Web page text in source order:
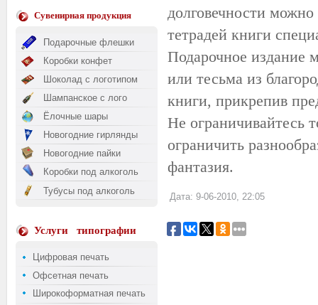
Сувенирная продукция
Подарочные флешки
Коробки конфет
Шоколад с логотипом
Шампанское с лого
Ёлочные шары
Новогодние гирлянды
Новогодние пайки
Коробки под алкоголь
Тубусы под алкоголь
Услуги типографии
Цифровая печать
Офсетная печать
Широкоформатная печать
долговечности
тетрадей книги
Подарочное издание
или тесьма из
книги, прикрепив
Не ограничивайтесь
ограничить
фантазия.
Дата: 9-06-2010, 22:05